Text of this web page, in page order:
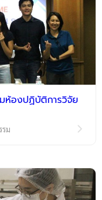
ห้องปฏิบัติการวิจัย
ม